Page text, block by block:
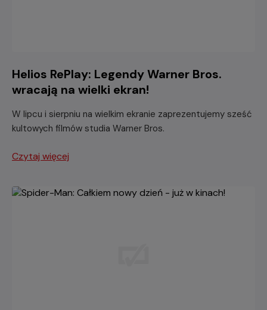
Helios RePlay: Legendy Warner Bros.
wracają na wielki ekran!
W lipcu i sierpniu na wielkim ekranie zaprezentujemy sześć
kultowych filmów studia Warner Bros.
Czytaj więcej